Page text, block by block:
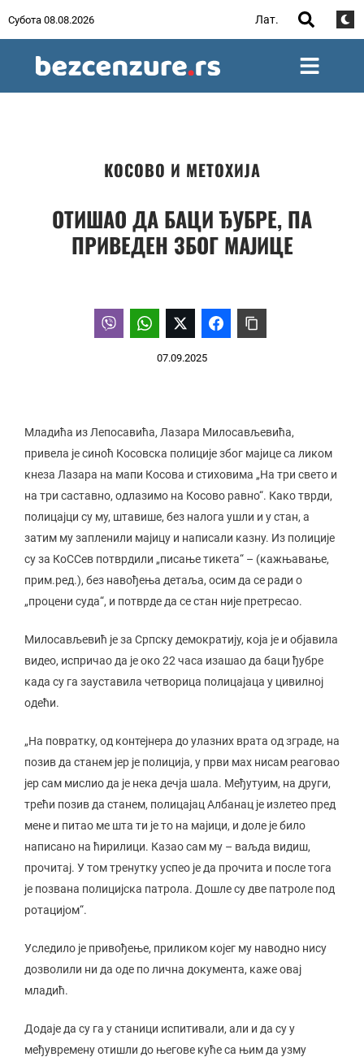
Субота 08.08.2026 Лат.
КОСОВО И МЕТОХИЈА
ОТИШАО ДА БАЦИ ЂУБРЕ, ПА
ПРИВЕДЕН ЗБОГ МАЈИЦЕ
07.09.2025
Младића из Лепосавића, Лазара Милосављевића,
привела је синоћ Косовска полиције због мајице са ликом
кнеза Лазара на мапи Косова и стиховима „На три свето и
на три саставно, одлазимо на Косово равно“. Како тврди,
полицајци су му, штавише, без налога ушли и у стан, а
затим му запленили мајицу и написали казну. Из полиције
су за КоССев потврдили „писање тикета“ – (кажњавање,
прим.ред.), без навођења детаља, осим да се ради о
„процени суда“, и потврде да се стан није претресао.
Милосављевић је за Српску демократију, која је и објавила
видео, испричао да је око 22 часа изашао да баци ђубре
када су га зауставила четворица полицајаца у цивилној
одећи.
„На повратку, од контејнера до улазних врата од зграде, на
позив да станем јер је полиција, у први мах нисам реаговао
јер сам мислио да је нека дечја шала. Међутуим, на други,
трећи позив да станем, полицајац Албанац је излетео пред
мене и питао ме шта ти је то на мајици, и доле је било
написано на ћирилици. Казао сам му – ваљда видиш,
прочитај. У том тренутку успео је да прочита и после тога
је позвана полицијска патрола. Дошле су две патроле под
ротацијом“.
Уследило је привођење, приликом којег му наводно нису
дозволили ни да оде по лична документа, каже овај
младић.
Додаје да су га у станици испитивали, али и да су у
међувремену отишли до његове куће са њим да узму